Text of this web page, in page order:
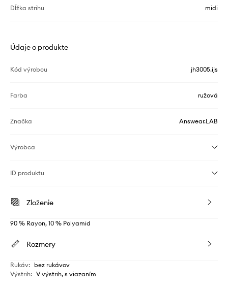
Dĺžka strihu midi
Údaje o produkte
Kód výrobcu jh3005.ijs
Farba ružová
Značka Answear.LAB
Výrobca
ID produktu
Zloženie
90 % Rayon, 10 % Polyamid
Rozmery
Rukáv: bez rukávov
Výstrih: V výstrih, s viazaním